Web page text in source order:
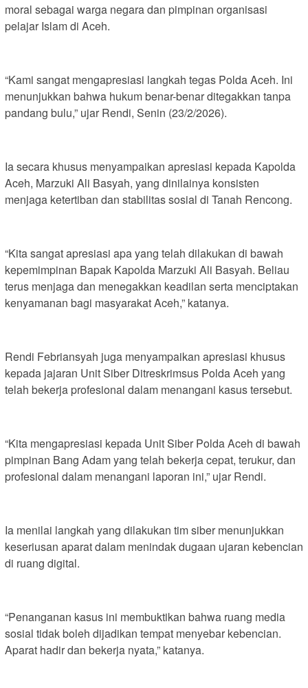
moral sebagai warga negara dan pimpinan organisasi
pelajar Islam di Aceh.
“Kami sangat mengapresiasi langkah tegas Polda Aceh. Ini
menunjukkan bahwa hukum benar-benar ditegakkan tanpa
pandang bulu,” ujar Rendi, Senin (23/2/2026).
Ia secara khusus menyampaikan apresiasi kepada Kapolda
Aceh, Marzuki Ali Basyah, yang dinilainya konsisten
menjaga ketertiban dan stabilitas sosial di Tanah Rencong.
“Kita sangat apresiasi apa yang telah dilakukan di bawah
kepemimpinan Bapak Kapolda Marzuki Ali Basyah. Beliau
terus menjaga dan menegakkan keadilan serta menciptakan
kenyamanan bagi masyarakat Aceh,” katanya.
Rendi Febriansyah juga menyampaikan apresiasi khusus
kepada jajaran Unit Siber Ditreskrimsus Polda Aceh yang
telah bekerja profesional dalam menangani kasus tersebut.
“Kita mengapresiasi kepada Unit Siber Polda Aceh di bawah
pimpinan Bang Adam yang telah bekerja cepat, terukur, dan
profesional dalam menangani laporan ini,” ujar Rendi.
Ia menilai langkah yang dilakukan tim siber menunjukkan
keseriusan aparat dalam menindak dugaan ujaran kebencian
di ruang digital.
“Penanganan kasus ini membuktikan bahwa ruang media
sosial tidak boleh dijadikan tempat menyebar kebencian.
Aparat hadir dan bekerja nyata,” katanya.